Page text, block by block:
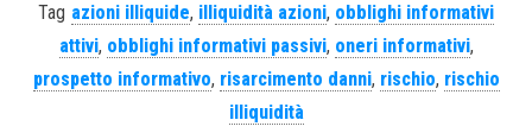
Tag azioni illiquide, illiquidità azioni, obblighi informativi
attivi, obblighi informativi passivi, oneri informativi,
prospetto informativo, risarcimento danni, rischio, rischio
illiquidità